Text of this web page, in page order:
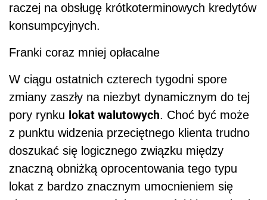
raczej na obsługę krótkoterminowych kredytów
konsumpcyjnych.
Franki coraz mniej opłacalne
W ciągu ostatnich czterech tygodni spore
zmiany zaszły na niezbyt dynamicznym do tej
pory rynku lokat walutowych. Choć być może
z punktu widzenia przeciętnego klienta trudno
doszukać się logicznego związku między
znaczną obniżką oprocentowania tego typu
lokat z bardzo znacznym umocnieniem się